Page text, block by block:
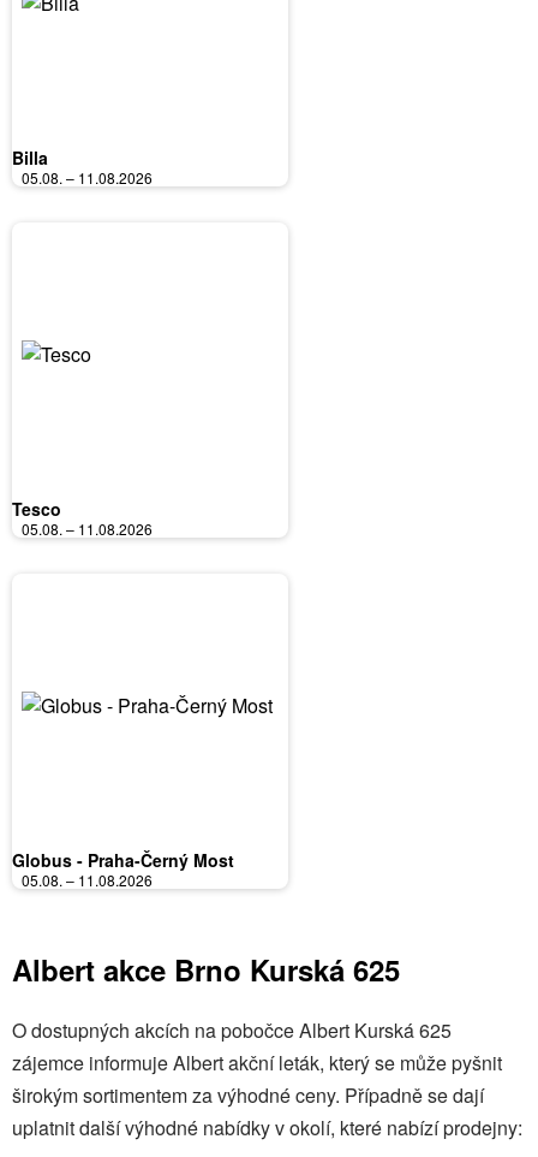
Billa
05.08. – 11.08.2026
Tesco
05.08. – 11.08.2026
Globus - Praha-Černý Most
05.08. – 11.08.2026
Albert akce Brno Kurská 625
O dostupných akcích na pobočce Albert Kurská 625
zájemce informuje Albert akční leták, který se může pyšnit
širokým sortimentem za výhodné ceny. Případně se dají
uplatnit další výhodné nabídky v okolí, které nabízí prodejny: